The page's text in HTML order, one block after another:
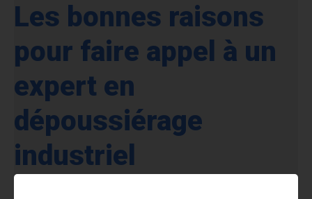
Les bonnes raisons
pour faire appel à un
expert en
dépoussiérage
industriel